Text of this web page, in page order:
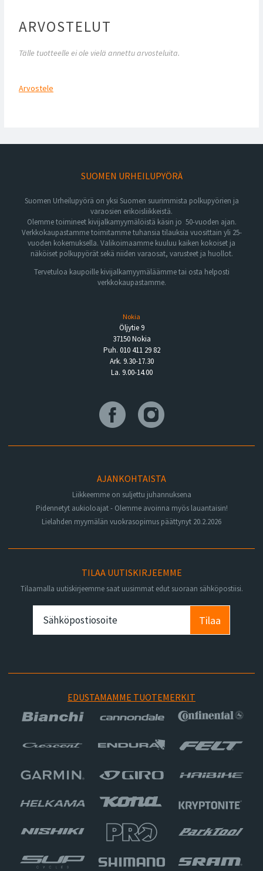
ARVOSTELUT
Tälle tuotteelle ei ole vielä annettu arvosteluita.
Arvostele
SUOMEN URHEILUPYÖRÄ
Suomen Urheilupyörä on yksi Suomen suurimmista polkupyörien ja
varaosien erikoisliikkeistä.
Olemme toimineet kivijalkamyymälöistä käsin jo 50-vuoden ajan.
Verkkokaupastamme toimitamme tuhansia tilauksia vuosittain yli 25-
vuoden kokemuksella. Valikoimaamme kuuluu kaiken kokoiset ja
näköiset polkupyörät sekä niiden varaosat, varusteet ja huollot.
Tervetuloa kaupoille kivijalkamyymäläämme tai osta helposti
verkkokaupastamme.
Nokia
Öljytie 9
37150 Nokia
Puh. 010 411 29 82
Ark. 9.30-17.30
La. 9.00-14.00
AJANKOHTAISTA
Liikkeemme on suljettu juhannuksena
Pidennetyt aukioloajat - Olemme avoinna myös lauantaisin!
Lielahden myymälän vuokrasopimus päättynyt 20.2.2026
TILAA UUTISKIRJEEMME
Tilaamalla uutiskirjeemme saat uusimmat edut suoraan sähköpostiisi.
Tilaa
EDUSTAMAMME TUOTEMERKIT